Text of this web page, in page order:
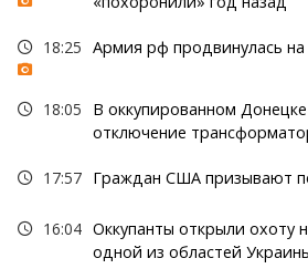
18:25 Армия рф продвинулась
18:05
В оккупированном
отключение
17:57 Граждан США призывают
16:04 Оккупанты открыли охоту
одной из областей